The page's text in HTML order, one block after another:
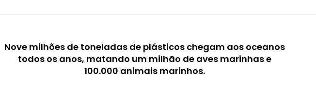
Nove milhões de toneladas de plásticos chegam aos oceanos
todos os anos, matando um milhão de aves marinhas e
100.000 animais marinhos.